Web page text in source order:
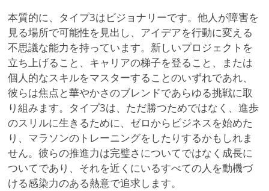
本質的に、タイプ3はビジョナリーです。他人が障害を
見る場所で可能性を見出し、アイデアを行動に変える
不思議な能力を持っています。新しいプロジェクトを
立ち上げること、キャリアの梯子を登ること、または
個人的なスキルをマスターすることのいずれであれ、
彼らは焦点と華やかさのブレンドであらゆる挑戦に取
り組みます。タイプ3は、ただ勝つためではなく、進歩
のスリルに生きるために、ゼロからビジネスを始めた
り、マラソンのトレーニングをしたりするかもしれま
せん。彼らの推進力は完璧さについてではなく成長に
ついてであり、それを近くにいるすべての人を動機づ
ける感染力のある熱意で追求します。